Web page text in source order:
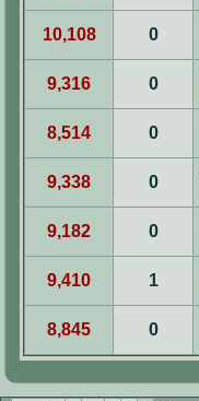
0
10,108
0
9,316
0
8,514
0
9,338
0
9,182
1
9,410
0
8,845